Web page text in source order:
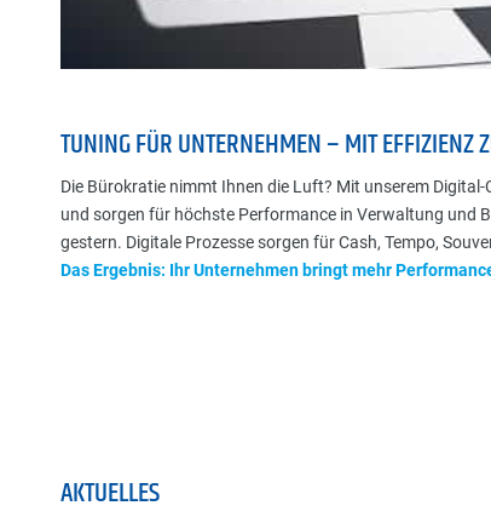
TUNING FÜR UNTERNEHMEN – MIT EFFIZIENZ
Die Bürokratie nimmt Ihnen die Luft? Mit unserem
und sorgen für höchste Performance in Verwaltung und
gestern. Digitale Prozesse sorgen für Cash, Tempo,
Das Ergebnis: Ihr Unternehmen bringt mehr
AKTUELLES